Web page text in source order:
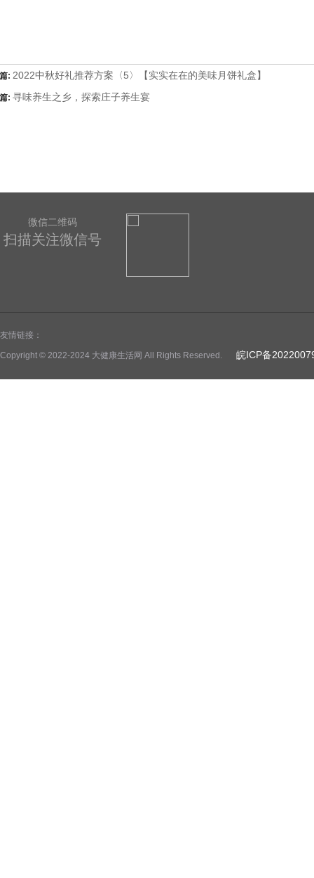
: 2022中秋好礼推荐方案〈5〉【实实在在的美味月饼礼盒】
: 寻味养生之乡，探索庄子养生宴
微信二维码
扫描关注微信号
友情链接：
Copyright © 2022-2024 大健康生活网 All Rights Reserved. 皖ICP备